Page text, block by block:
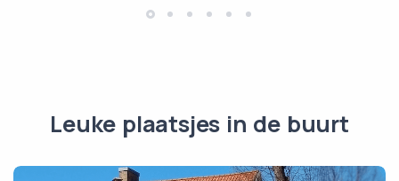
Leuke plaatsjes in de buurt